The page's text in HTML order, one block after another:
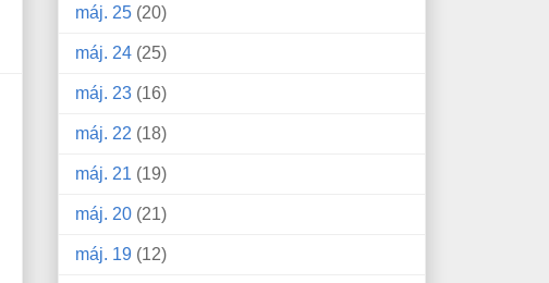
máj. 25 (20)
máj. 24 (25)
máj. 23 (16)
máj. 22 (18)
máj. 21 (19)
máj. 20 (21)
máj. 19 (12)